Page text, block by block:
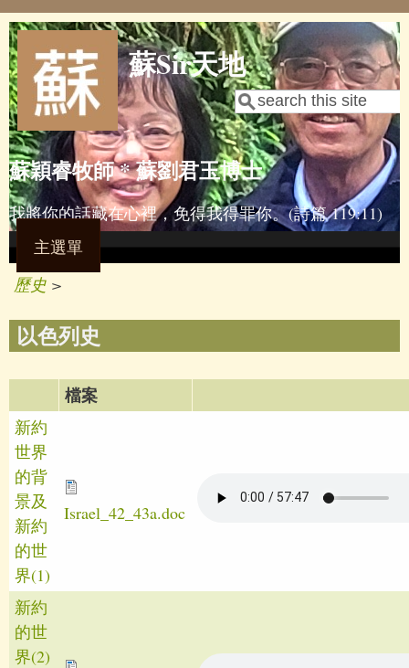
Skip to main content
蘇Sir天地
Search form
Search
蘇穎睿牧師 * 蘇劉君玉博士
我將你的話藏在心裡，免得我得罪你。(詩篇 119:11)
主選單
歷史 >
以色列史
檔案
新約
世界
的背
景及
新約
的世
界(1)
Israel_42_43a.doc
新約
的世
界(2)